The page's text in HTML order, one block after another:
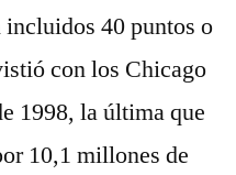
incluidos 40 puntos o
con los Chicago
1998, la última que
10,1 millones de